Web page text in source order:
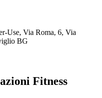
Use, Via Roma, 6, Via
BG
Fitness